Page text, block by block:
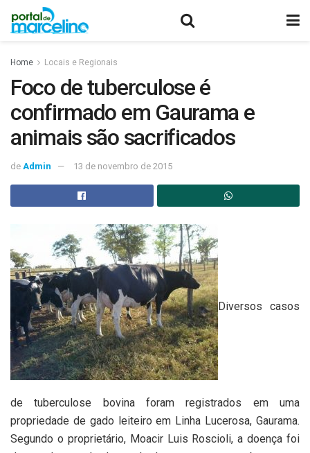
Home Locais e Regionais
Foco de tuberculose é
confirmado em Gaurama e
animais são sacrificados
de Admin 13 de novembro de 2015
Diversos casos
de tuberculose bovina foram registrados em uma
propriedade de gado leiteiro em Linha Lucerosa, Gaurama.
Segundo o proprietário, Moacir Luis Roscioli, a doença foi